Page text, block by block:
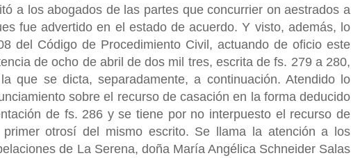
a los abogados de las partes que concurrier on aestrados a
fue advertido en el estado de acuerdo. Y visto, además, lo
del Código de Procedimiento Civil, actuando de oficio este
de ocho de abril de dos mil tres, escrita de fs. 279 a 280,
que se dicta, separadamente, a continuación. Atendido lo
sobre el recurso de casación en la forma deducido
de fs. 286 y se tiene por no interpuesto el recurso de
otrosí del mismo escrito. Se llama la atención a los
de La Serena, doña María Angélica Schneider Salas